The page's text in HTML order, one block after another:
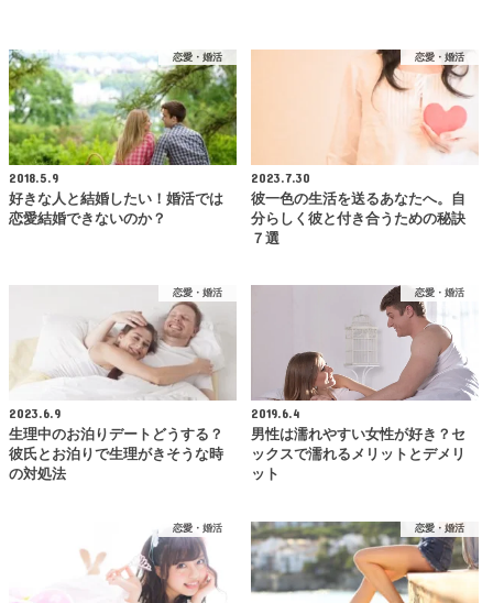
恋愛・婚活
2018.5.9
好きな人と結婚したい！婚活では
恋愛結婚できないのか？
恋愛・婚活
2023.7.30
彼一色の生活を送るあなたへ。自
分らしく彼と付き合うための秘訣
７選
恋愛・婚活
2023.6.9
生理中のお泊りデートどうする？
彼氏とお泊りで生理がきそうな時
の対処法
恋愛・婚活
2019.6.4
男性は濡れやすい女性が好き？セ
ックスで濡れるメリットとデメリ
ット
恋愛・婚活 恋愛・婚活